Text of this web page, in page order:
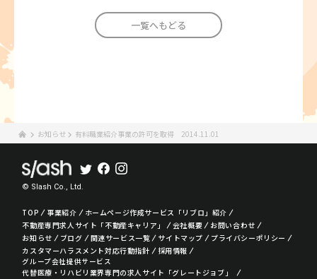
一覧へもどる
お知らせ 有料職業紹介事業の許可を取得 2014.11.01
© Slash Co., Ltd.
TOP 事業紹介
ホームページ作成サービス「リブロ」紹介
不動産専門求人サイト「不動産キャリア」
会社概要
お問い合わせ
お知らせ
ブログ 関連サービス一覧 サイトマップ
プライバシーポリシー
カスタマーハラスメント対応行動指針
採用情報
グループ会社提供サービス
代替医療・リハビリ業界専門の求人サイト「グレートジョブ」